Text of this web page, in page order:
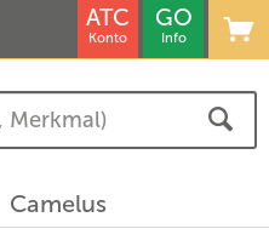
ATC
Konto
GO
Info
Camelus
(3)